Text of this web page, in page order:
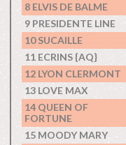
8 ELVIS DE BALME
9 PRESIDENTE LINE
10 SUCAILLE
11 ECRINS {AQ}
12 LYON CLERMONT
13 LOVE MAX
14 QUEEN OF
FORTUNE
15 MOODY MARY